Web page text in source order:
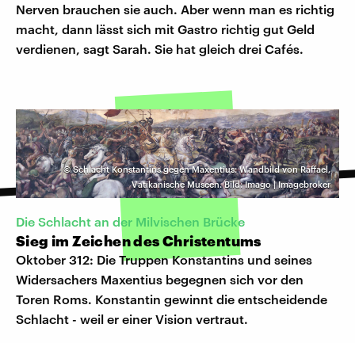
Nerven brauchen sie auch. Aber wenn man es richtig
macht, dann lässt sich mit Gastro richtig gut Geld
verdienen, sagt Sarah. Sie hat gleich drei Cafés.
©Schlacht Konstantins gegen Maxentius: Wandbild von Raffael,
Vatikanische Museen. Bild: Imago | Imagebroker
Die Schlacht an der Milvischen Brücke
Sieg im Zeichen des Christentums
Oktober 312: Die Truppen Konstantins und seines
Widersachers Maxentius begegnen sich vor den
Toren Roms. Konstantin gewinnt die entscheidende
Schlacht - weil er einer Vision vertraut.